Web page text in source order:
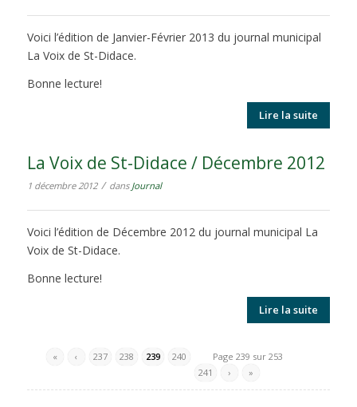
Voici l’édition de Janvier-Février 2013 du journal municipal
La Voix de St-Didace.
Bonne lecture!
Lire la suite
La Voix de St-Didace / Décembre 2012
1 décembre 2012 / dans Journal
Voici l’édition de Décembre 2012 du journal municipal La
Voix de St-Didace.
Bonne lecture!
Lire la suite
Page 239 sur 253
« ‹ 237 238 239
240
241
› »